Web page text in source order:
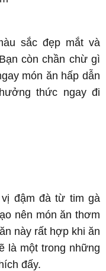
sắc đẹp mắt và
còn chần chừ gì
món ăn hấp dẫn
thức ngay đi
đậm đà từ tim gà
nên món ăn thơm
này rất hợp khi ăn
là một trong những
đấy.